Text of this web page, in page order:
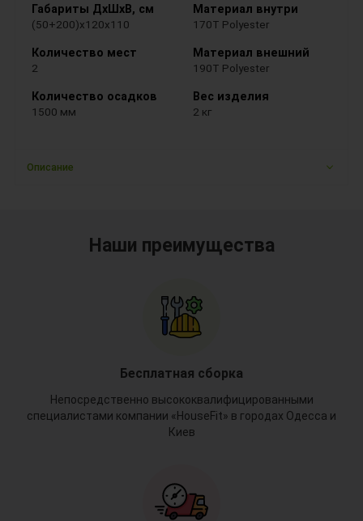
Габариты ДхШхВ, см
(50+200)х120х110
Количество мест
2
Количество осадков
1500 мм
Материал внутри
170T Polyester
Материал внешний
190T Polyester
Вес изделия
2 кг
Описание
Наши преимущества
Бесплатная сборка
Непосредственно высококвалифицированными
специалистами компании «HouseFit» в городах Одесса и
Киев